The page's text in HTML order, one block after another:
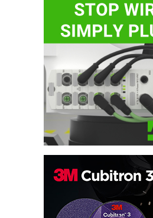
Efikasno upravljanje